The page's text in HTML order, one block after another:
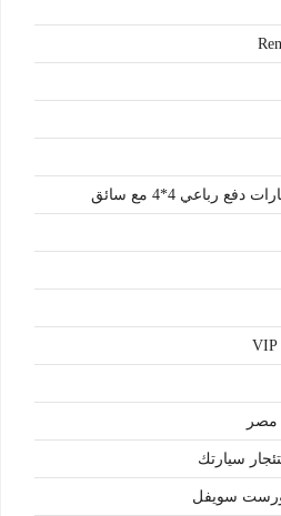
VIP
مصر
سيارتك
سويفل